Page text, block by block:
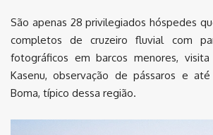
São apenas 28 privilegiados hóspedes
completos de cruzeiro fluvial com
fotográficos em barcos menores,
Kasenu, observação de pássaros e
Boma, típico dessa região.